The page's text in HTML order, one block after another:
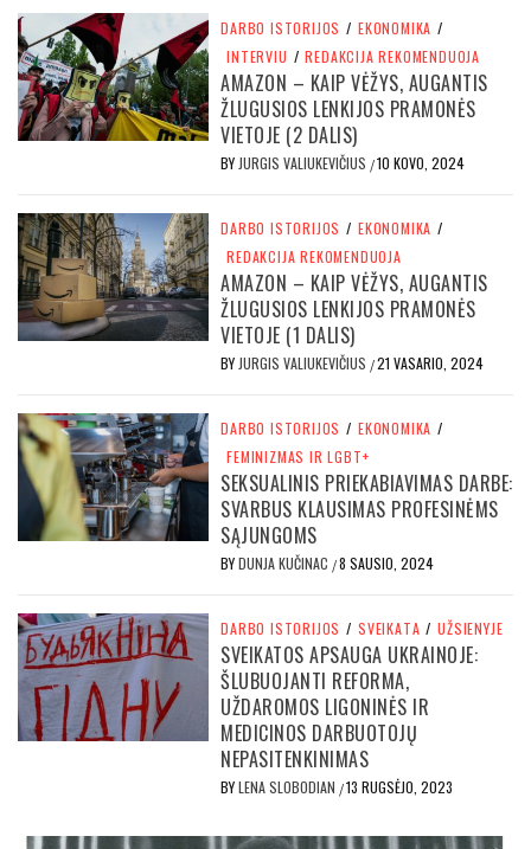
DARBO ISTORIJOS / EKONOMIKA /
INTERVIU / REDAKCIJA REKOMENDUOJA
AMAZON – KAIP VĖŽYS, AUGANTIS
ŽLUGUSIOS LENKIJOS PRAMONĖS
VIETOJE (2 DALIS)
BY JURGIS VALIUKEVIČIUS /10 KOVO, 2024
DARBO ISTORIJOS / EKONOMIKA /
REDAKCIJA REKOMENDUOJA
AMAZON – KAIP VĖŽYS, AUGANTIS
ŽLUGUSIOS LENKIJOS PRAMONĖS
VIETOJE (1 DALIS)
BY JURGIS VALIUKEVIČIUS /21 VASARIO, 2024
DARBO ISTORIJOS / EKONOMIKA /
FEMINIZMAS IR LGBT+
SEKSUALINIS PRIEKABIAVIMAS DARBE:
SVARBUS KLAUSIMAS PROFESINĖMS
SĄJUNGOMS
BYDUNJA KUČINAC /8 SAUSIO, 2024
DARBO ISTORIJOS / SVEIKATA / UŽSIENYJE
SVEIKATOS APSAUGA UKRAINOJE:
ŠLUBUOJANTI REFORMA,
UŽDAROMOS LIGONINĖS IR
MEDICINOS DARBUOTOJŲ
NEPASITENKINIMAS
BYLENA SLOBODIAN /13 RUGSĖJO, 2023